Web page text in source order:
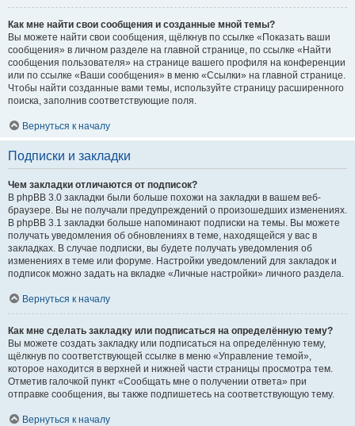
Как мне найти свои сообщения и созданные мной темы?
Вы можете найти свои сообщения, щёлкнув по ссылке «Показать ваши
сообщения» в личном разделе на главной странице, по ссылке «Найти
сообщения пользователя» на странице вашего профиля на конференции
или по ссылке «Ваши сообщения» в меню «Ссылки» на главной странице.
Чтобы найти созданные вами темы, используйте страницу расширенного
поиска, заполнив соответствующие поля.
Вернуться к началу
Подписки и закладки
Чем закладки отличаются от подписок?
В phpBB 3.0 закладки были больше похожи на закладки в вашем веб-
браузере. Вы не получали предупреждений о произошедших изменениях.
В phpBB 3.1 закладки больше напоминают подписки на темы. Вы можете
получать уведомления об обновлениях в теме, находящейся у вас в
закладках. В случае подписки, вы будете получать уведомления об
изменениях в теме или форуме. Настройки уведомлений для закладок и
подписок можно задать на вкладке «Личные настройки» личного раздела.
Вернуться к началу
Как мне сделать закладку или подписаться на определённую тему?
Вы можете создать закладку или подписаться на определённую тему,
щёлкнув по соответствующей ссылке в меню «Управление темой»,
которое находится в верхней и нижней части страницы просмотра тем.
Отметив галочкой пункт «Сообщать мне о получении ответа» при
отправке сообщения, вы также подпишетесь на соответствующую тему.
Вернуться к началу